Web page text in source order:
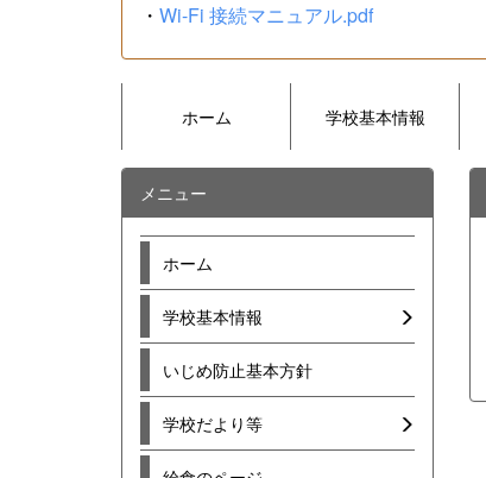
・ Wi-Fi 接続マニュアル.pdf
ホーム 学校基本情報
メニュー
ホーム
学校基本情報
いじめ防止基本方針
学校だより等